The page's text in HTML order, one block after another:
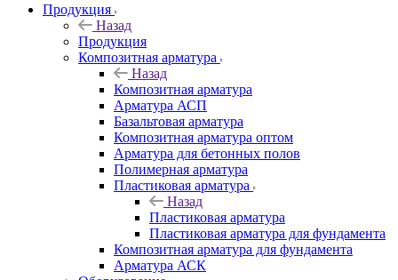
Продукция
Назад
Продукция
Композитная арматура
Назад
Композитная арматура
Арматура АСП
Базальтовая арматура
Композитная арматура оптом
Арматура для бетонных полов
Полимерная арматура
Пластиковая арматура
Назад
Пластиковая арматура
Пластиковая арматура для фундамента
Композитная арматура для фундамента
Арматура АСК